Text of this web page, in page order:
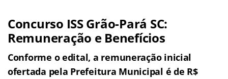
Concurso ISS Grão-Pará SC:
Remuneração e Benefícios
Conforme o edital, a remuneração inicial
ofertada pela Prefeitura Municipal é de R$